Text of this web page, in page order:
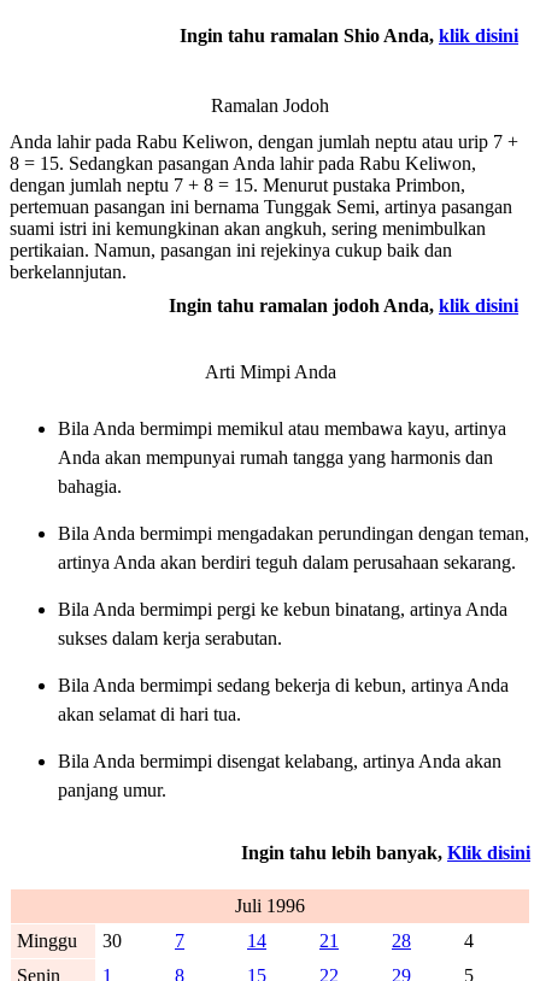
Ingin tahu ramalan Shio Anda, klik disini
Ramalan Jodoh
Anda lahir pada Rabu Keliwon, dengan jumlah neptu atau urip 7 +
8 = 15. Sedangkan pasangan Anda lahir pada Rabu Keliwon,
dengan jumlah neptu 7 + 8 = 15. Menurut pustaka Primbon,
pertemuan pasangan ini bernama Tunggak Semi, artinya pasangan
suami istri ini kemungkinan akan angkuh, sering menimbulkan
pertikaian. Namun, pasangan ini rejekinya cukup baik dan
berkelannjutan.
Ingin tahu ramalan jodoh Anda, klik disini
Arti Mimpi Anda
Bila Anda bermimpi memikul atau membawa kayu, artinya
Anda akan mempunyai rumah tangga yang harmonis dan
bahagia.
Bila Anda bermimpi mengadakan perundingan dengan teman,
artinya Anda akan berdiri teguh dalam perusahaan sekarang.
Bila Anda bermimpi pergi ke kebun binatang, artinya Anda
sukses dalam kerja serabutan.
Bila Anda bermimpi sedang bekerja di kebun, artinya Anda
akan selamat di hari tua.
Bila Anda bermimpi disengat kelabang, artinya Anda akan
panjang umur.
Ingin tahu lebih banyak, Klik disini
Juli 1996
Minggu
30 7 14 21 28
4
Senin
1 8 15 22 29 5